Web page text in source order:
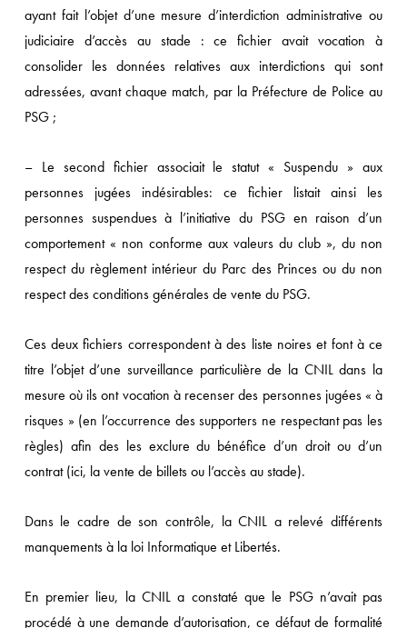
ayant fait l’objet d’une mesure d’interdiction administrative ou
judiciaire d’accès au stade : ce fichier avait vocation à
consolider les données relatives aux interdictions qui sont
adressées, avant chaque match, par la Préfecture de Police au
PSG ;
– Le second fichier associait le statut « Suspendu » aux
personnes jugées indésirables: ce fichier listait ainsi les
personnes suspendues à l’initiative du PSG en raison d’un
comportement « non conforme aux valeurs du club », du non
respect du règlement intérieur du Parc des Princes ou du non
respect des conditions générales de vente du PSG.
Ces deux fichiers correspondent à des liste noires et font à ce
titre l’objet d’une surveillance particulière de la CNIL dans la
mesure où ils ont vocation à recenser des personnes jugées « à
risques » (en l’occurrence des supporters ne respectant pas les
règles) afin des les exclure du bénéfice d’un droit ou d’un
contrat (ici, la vente de billets ou l’accès au stade).
Dans le cadre de son contrôle, la CNIL a relevé différents
manquements à la loi Informatique et Libertés.
En premier lieu, la CNIL a constaté que le PSG n’avait pas
procédé à une demande d’autorisation, ce défaut de formalité